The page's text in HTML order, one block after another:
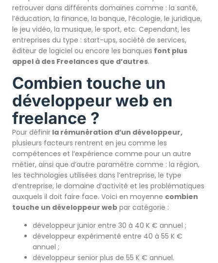
retrouver dans différents domaines comme : la santé,
l’éducation, la finance, la banque, l’écologie, le juridique,
le jeu vidéo, la musique, le sport, etc. Cependant, les
entreprises du type : start-ups, société de services,
éditeur de logiciel ou encore les banques font plus
appel à des Freelances que d’autres.
Combien touche un
développeur web en
freelance ?
Pour définir la rémunération d’un développeur,
plusieurs facteurs rentrent en jeu comme les
compétences et l’expérience comme pour un autre
métier, ainsi que d’autre paramètre comme : la région,
les technologies utilisées dans l’entreprise, le type
d’entreprise, le domaine d’activité et les problématiques
auxquels il doit faire face. Voici en moyenne combien
touche un développeur web par catégorie :
développeur junior entre 30 à 40 K € annuel ;
développeur expérimenté entre 40 à 55 K €
annuel ;
développeur senior plus de 55 K € annuel.